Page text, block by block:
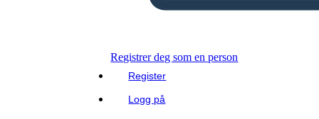
Registrer deg som en person
Register
Logg på